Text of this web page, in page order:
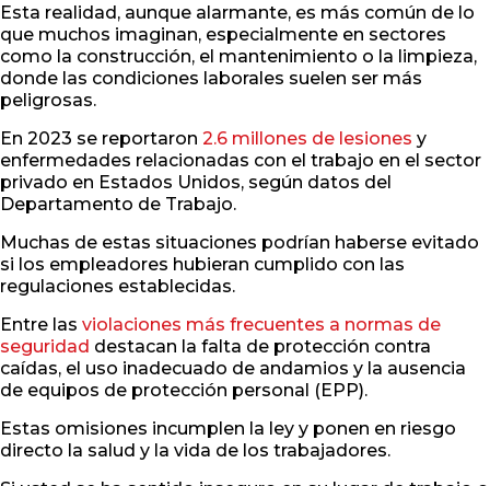
Esta realidad, aunque alarmante, es más común de lo
que muchos imaginan, especialmente en sectores
como la construcción, el mantenimiento o la limpieza,
donde las condiciones laborales suelen ser más
peligrosas.
En 2023 se reportaron 2.6 millones de lesiones y
enfermedades relacionadas con el trabajo en el sector
privado en Estados Unidos, según datos del
Departamento de Trabajo.
Muchas de estas situaciones podrían haberse evitado
si los empleadores hubieran cumplido con las
regulaciones establecidas.
Entre las violaciones más frecuentes a normas de
seguridad destacan la falta de protección contra
caídas, el uso inadecuado de andamios y la ausencia
de equipos de protección personal (EPP).
Estas omisiones incumplen la ley y ponen en riesgo
directo la salud y la vida de los trabajadores.